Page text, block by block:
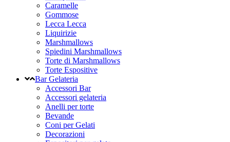
Caramelle
Gommose
Lecca Lecca
Liquirizie
Marshmallows
Spiedini Marshmallows
Torte di Marshmallows
Torte Espositive
Bar Gelateria
Accessori Bar
Accessori gelateria
Anelli per torte
Bevande
Coni per Gelati
Decorazioni